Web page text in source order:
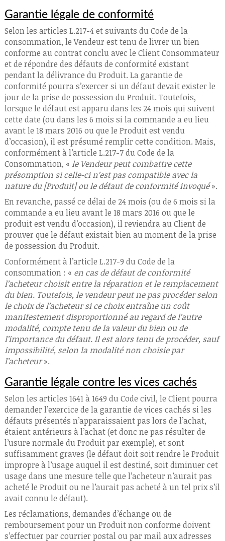
Garantie légale de conformité
Selon les articles L.217-4 et suivants du Code de la
consommation, le Vendeur est tenu de livrer un bien
conforme au contrat conclu avec le Client Consommateur
et de répondre des défauts de conformité existant
pendant la délivrance du Produit. La garantie de
conformité pourra s’exercer si un défaut devait exister le
jour de la prise de possession du Produit. Toutefois,
lorsque le défaut est apparu dans les 24 mois qui suivent
cette date (ou dans les 6 mois si la commande a eu lieu
avant le 18 mars 2016 ou que le Produit est vendu
d’occasion), il est présumé remplir cette condition. Mais,
conformément à l’article L.217-7 du Code de la
Consommation, « le Vendeur peut combattre cette
présomption si celle-ci n’est pas compatible avec la
nature du [Produit] ou le défaut de conformité invoqué».
En revanche, passé ce délai de 24 mois (ou de 6 mois si la
commande a eu lieu avant le 18 mars 2016 ou que le
produit est vendu d’occasion), il reviendra au Client de
prouver que le défaut existait bien au moment de la prise
de possession du Produit.
Conformément à l’article L.217-9 du Code de la
consommation : « en cas de défaut de conformité
l’acheteur choisit entre la réparation et le remplacement
du bien. Toutefois, le vendeur peut ne pas procéder selon
le choix de l’acheteur si ce choix entraîne un coût
manifestement disproportionné au regard de l’autre
modalité, compte tenu de la valeur du bien ou de
l’importance du défaut. Il est alors tenu de procéder, sauf
impossibilité, selon la modalité non choisie par
l’acheteur».
Garantie légale contre les vices cachés
Selon les articles 1641 à 1649 du Code civil, le Client pourra
demander l’exercice de la garantie de vices cachés si les
défauts présentés n’apparaissaient pas lors de l’achat,
étaient antérieurs à l’achat (et donc ne pas résulter de
l’usure normale du Produit par exemple), et sont
suffisamment graves (le défaut doit soit rendre le Produit
impropre à l’usage auquel il est destiné, soit diminuer cet
usage dans une mesure telle que l’acheteur n’aurait pas
acheté le Produit ou ne l’aurait pas acheté à un tel prix s’il
avait connu le défaut).
Les réclamations, demandes d’échange ou de
remboursement pour un Produit non conforme doivent
s’effectuer par courrier postal ou par mail aux adresses